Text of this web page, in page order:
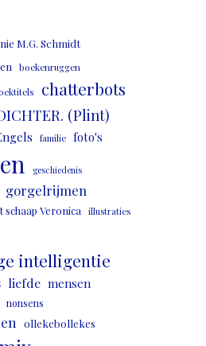
M.G. Schmidt
boekenruggen
chatterbots
(Plint)
familie foto's
geschiedenis
gorgelrijmen
schaap Veronica illustraties
intelligentie
liefde mensen
nonsens
ollekebollekes